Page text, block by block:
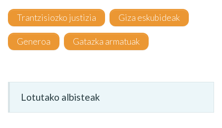
Trantzisiozko justizia Giza eskubideak
Generoa Gatazka armatuak
Lotutako albisteak